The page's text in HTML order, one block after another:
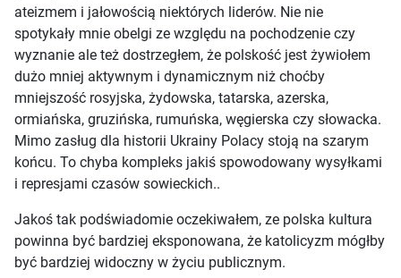
ateizmem i jałowością niektórych liderów. Nie nie
spotykały mnie obelgi ze względu na pochodzenie czy
wyznanie ale też dostrzegłem, że polskość jest żywiołem
dużo mniej aktywnym i dynamicznym niż choćby
mniejszość rosyjska, żydowska, tatarska, azerska,
ormiańska, gruzińska, rumuńska, węgierska czy słowacka.
Mimo zasług dla historii Ukrainy Polacy stoją na szarym
końcu. To chyba kompleks jakiś spowodowany wysyłkami
i represjami czasów sowieckich..
Jakoś tak podświadomie oczekiwałem, ze polska kultura
powinna być bardziej eksponowana, że katolicyzm mógłby
być bardziej widoczny w życiu publicznym.